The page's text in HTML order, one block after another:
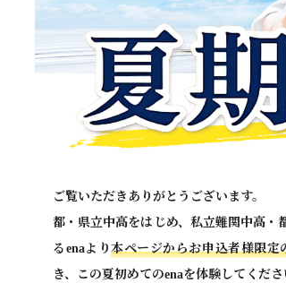
ご覧いただきありがとうございます。
都・県立中高をはじめ、私立難関中高
るenaより本ページからお申込者様限定
き、この夏初めてのenaを体験してくだ